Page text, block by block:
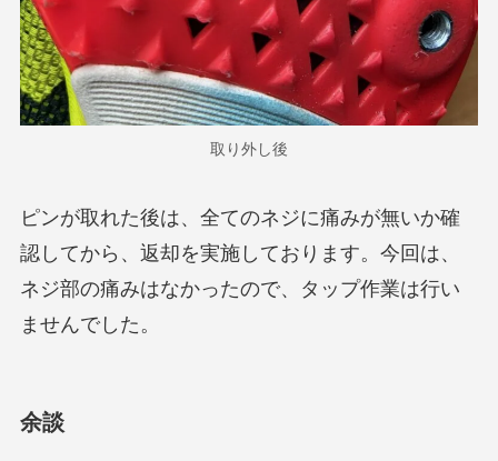
取り外し後
ピンが取れた後は、全てのネジに痛みが無いか確
認してから、返却を実施しております。今回は、
ネジ部の痛みはなかったので、タップ作業は行い
ませんでした。
余談